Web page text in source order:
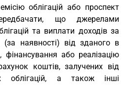
облігацій або проспект
що джерелами
та виплати доходів за
наявності) від зданого в
фінансування або реалізацію
коштів, залучених від
облігацій, а також інші